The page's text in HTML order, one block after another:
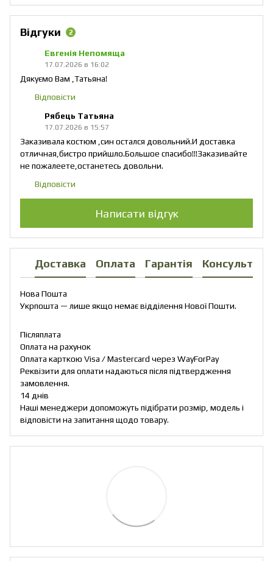
Відгуки 2
Евгенія Непомяща
17.07.2026 в 16:02
Дякуємо Вам ,Татьяна!
Відповісти
Рябець Татьяна
17.07.2026 в 15:57
Заказивала костюм ,син остался довольний.И доставка
отличная,бистро прийшло.Большое спасибо!!!Заказивайте
не пожалеете,останетесь довольни.
Відповісти
Написати відгук
Доставка Оплата Гарантія
Нова Пошта
Укрпошта — лише якщо немає відділення Нової Пошти.
Післяплата
Оплата на рахунок
Оплата карткою Visa / Mastercard через WayForPay
Реквізити для оплати надаються після підтвердження
замовлення.
14 днів
Наші менеджери допоможуть підібрати розмір, модель і
відповісти на запитання щодо товару.